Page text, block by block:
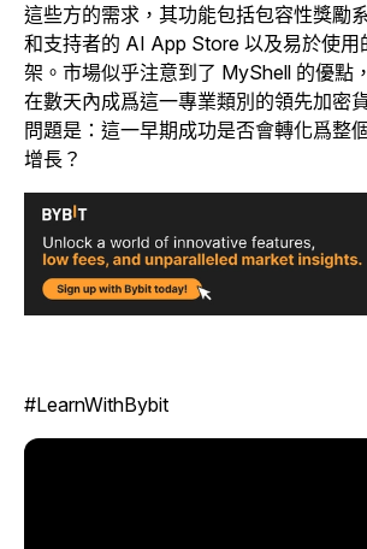
這些方的需求，其功能包括包容性獎勵
和支持者的 AI App Store 以及易於使用
架。市場似乎注意到了 MyShell 的優點
在數天內成爲這一專業類別的領先加密
問題是：這一早期成功是否會轉化爲整
增長？
#LearnWithBybit